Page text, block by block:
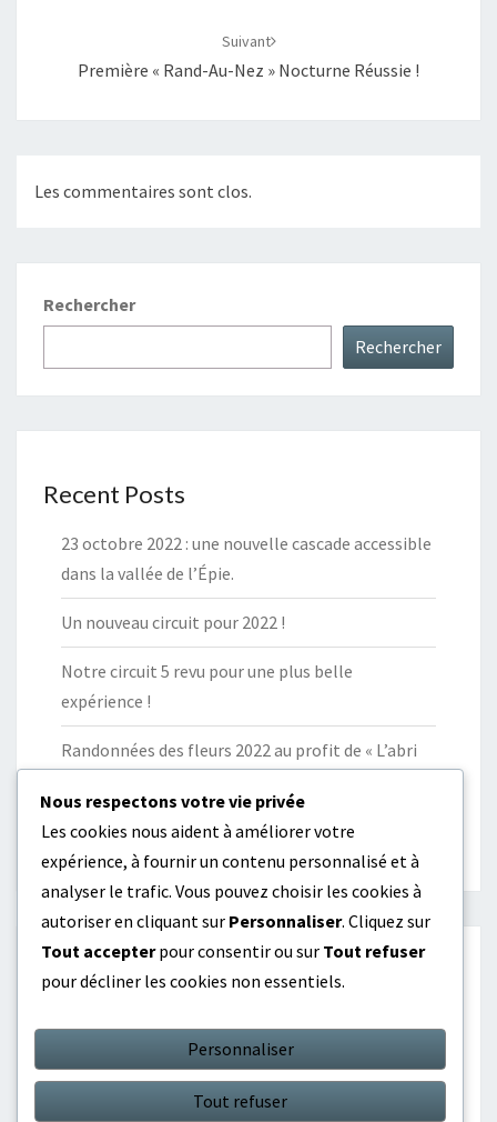
Suivant
Première « Rand-Au-Nez » Nocturne Réussie !
Les commentaires sont clos.
Rechercher
Rechercher
Recent Posts
23 octobre 2022 : une nouvelle cascade accessible
dans la vallée de l’Épie.
Un nouveau circuit pour 2022 !
Notre circuit 5 revu pour une plus belle
expérience !
Randonnées des fleurs 2022 au profit de « L’abri
Un stade VTT-XCO à Paulhac !
Recent Comments
A WordPress Commenter
l’ouverture !
Nous respectons votre vie privée
Les cookies nous aident à améliorer votre
expérience, à fournir un contenu personnalisé et à
analyser le trafic. Vous pouvez choisir les cookies à
autoriser en cliquant sur Personnaliser. Cliquez sur
Tout accepterpour consentir ou sur Tout refuser
pour décliner les cookies non essentiels.
Personnaliser
Tout refuser